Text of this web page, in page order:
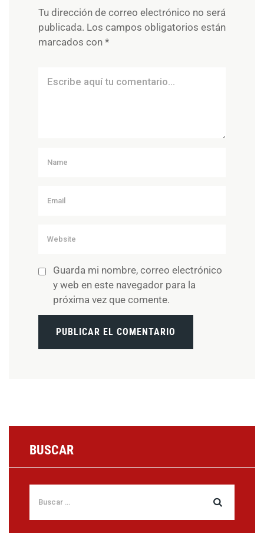
Tu dirección de correo electrónico no será
publicada. Los campos obligatorios están
marcados con *
Guarda mi nombre, correo electrónico
y web en este navegador para la
próxima vez que comente.
BUSCAR